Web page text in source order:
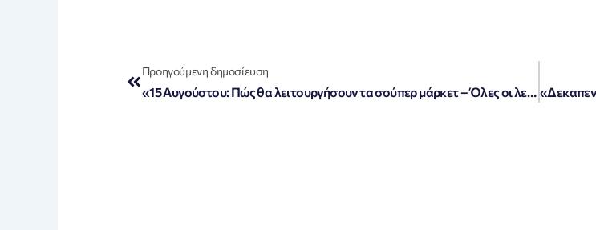
Προηγούμενη δημοσίευση
«15 Αυγούστου: Πώς θα λειτουργήσουν τα σούπερ μάρκετ – Όλες οι λεπτομέρειες»